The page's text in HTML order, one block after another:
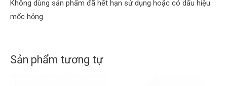
Không dùng sản phẩm đã hết hạn sử dụng hoặc có dấu hiệu
mốc hỏng.
Sản phẩm tương tự